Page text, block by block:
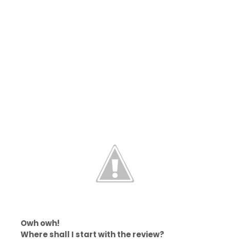
Owh owh!
Where shall I start with the review?